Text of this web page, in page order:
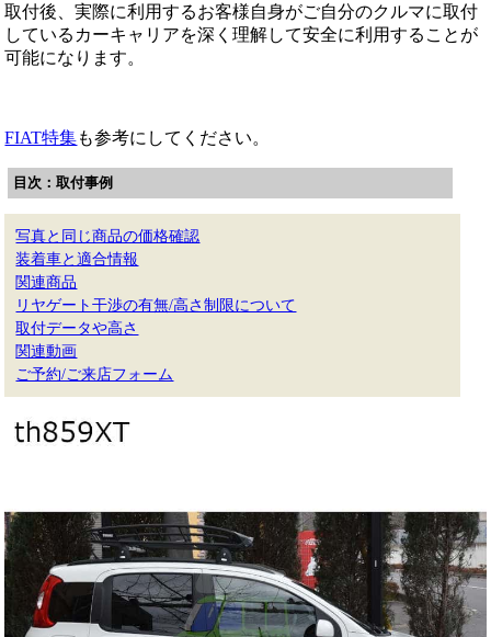
取付後、実際に利用するお客様自身がご自分のクルマに取付
しているカーキャリアを深く理解して安全に利用することが
可能になります。
FIAT特集も参考にしてください。
目次：取付事例
写真と同じ商品の価格確認
装着車と適合情報
関連商品
リヤゲート干渉の有無/高さ制限について
取付データや高さ
関連動画
ご予約/ご来店フォーム